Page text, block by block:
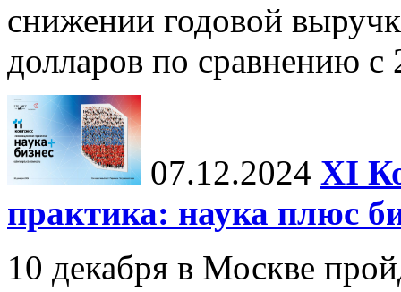
снижении годовой
долларов по сравнению с
07.12.2024 ХI
практика: наука плюс
10 декабря в Москве